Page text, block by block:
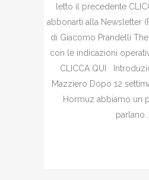
letto il precedente
abbonarti alla Newsletter
di Giacomo Prandelli
con le indicazioni
CLICCA QUI
Mazziero Dopo 12
Hormuz abbiamo un
parlano...